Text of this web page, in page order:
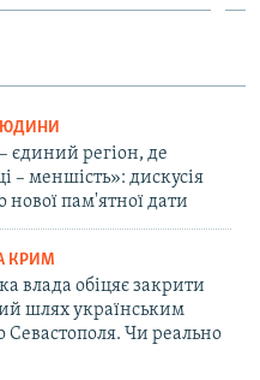
єдиний регіон, де
– меншість»: дискусія
нової пам'ятної дати
КРИМ
влада обіцяє закрити
шлях українським
Севастополя. Чи реально